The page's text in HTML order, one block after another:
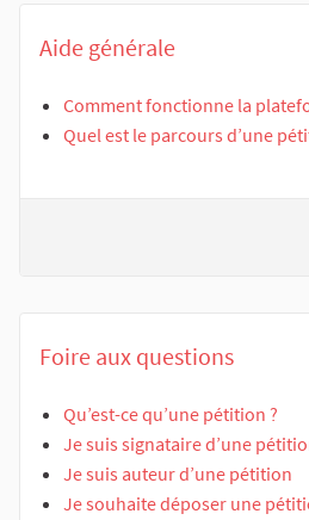
Aide générale
Comment fonctionne la
Quel est le parcours d’une
Foire aux questions
Qu’est-ce qu’une pétition ?
Je suis signataire d’une
Je suis auteur d’une pétition
Je souhaite déposer une